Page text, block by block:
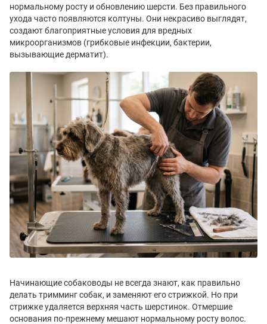
нормальному росту и обновлению шерсти. Без правильного
ухода часто появляются колтуны. Они некрасиво выглядят,
создают благоприятные условия для вредных
микроорганизмов (грибковые инфекции, бактерии,
вызывающие дерматит).
Начинающие собаководы не всегда знают, как правильно
делать тримминг собак, и заменяют его стрижкой. Но при
стрижке удаляется верхняя часть шерстинок. Отмершие
основания по-прежнему мешают нормальному росту волос.